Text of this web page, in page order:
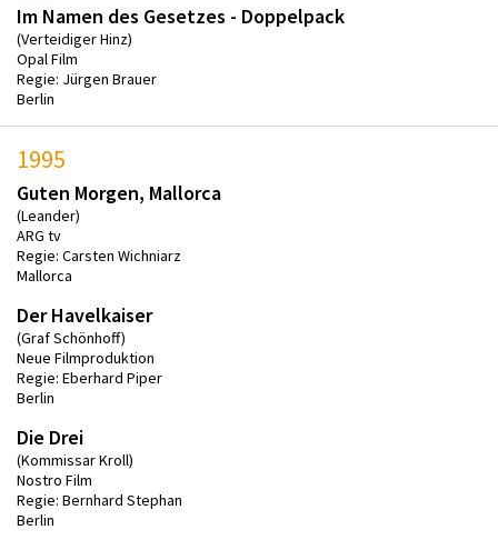
Im Namen des Gesetzes - Doppelpack
(Verteidiger Hinz)
Opal Film
Regie: Jürgen Brauer
Berlin
1995
Guten Morgen, Mallorca
(Leander)
ARG tv
Regie: Carsten Wichniarz
Mallorca
Der Havelkaiser
(Graf Schönhoff)
Neue Filmproduktion
Regie: Eberhard Piper
Berlin
Die Drei
(Kommissar Kroll)
Nostro Film
Regie: Bernhard Stephan
Berlin